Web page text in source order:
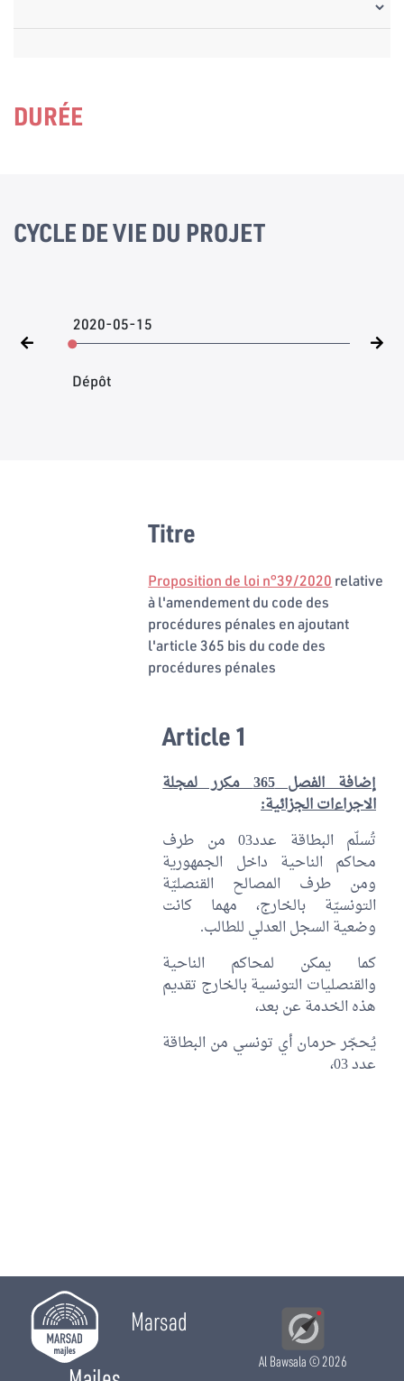
DURÉE
CYCLE DE VIE DU PROJET
2020-05-15
Dépôt
Titre
Proposition de loi n°39/2020 relative
à l'amendement du code des
procédures pénales en ajoutant
l'article 365 bis du code des
procédures pénales
Article 1
إضافة الفصل 365 مكرر لمجلة
الاجراءات الجزائية:
تُسلّم البطاقة عدد03 من طرف
محاكم الناحية داخل الجمهورية
ومن طرف المصالح القنصليّة
التونسيّة بالخارج، مهما كانت
وضعية السجل العدلي للطالب.
كما يمكن لمحاكم الناحية
والقنصليات التونسية بالخارج تقديم
هذه الخدمة عن بعد،
يُحجّر حرمان أي تونسي من البطاقة
عدد 03،
Marsad
Al Bawsala© 2026